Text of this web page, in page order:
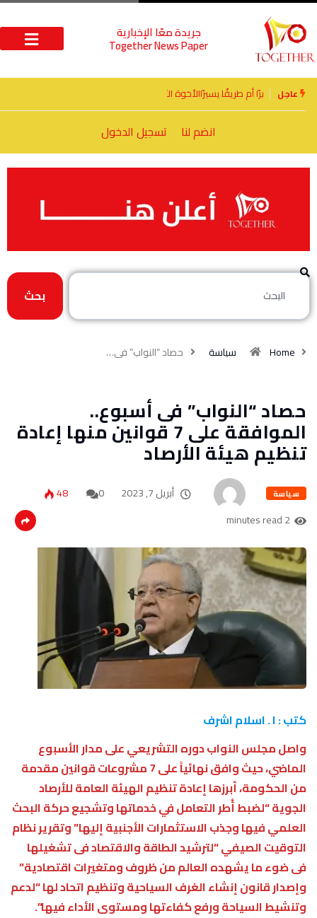
جريدة معًا الإخبارية
Together News Paper
عاجل الأخوة الأعداء وحتمًا لابد من لقاء
انضم لنا تسجيل الدخول
بحث
Home سياسة حصاد “النواب” فى…
حصاد “النواب” فى أسبوع..
الموافقة على 7 قوانين منها إعادة
تنظيم هيئة الأرصاد
سياسة أبريل 7, 2023 0
48
2 minutes read
كتب : ا . اسلام اشرف
واصل مجلس النواب دوره التشريعي على مدار الأسبوع
الماضي، حيث وافق نهائياً على 7 مشروعات قوانين مقدمة
من الحكومة، أبرزها إعادة تنظيم الهيئة العامة للأرصاد
الجوية “لضبط أُطر التعامل في خدماتها وتشجيع حركة البحث
العلمي فيها وجذب الاستثمارات الأجنبية إليها” وتقرير نظام
التوقيت الصيفي “لترشيد الطاقة والاقتصاد فى تشغيلها
فى ضوء ما يشهده العالم من ظروف ومتغيرات اقتصادية”
وإصدار قانون إنشاء الغرف السياحية وتنظيم اتحاد لها “لدعم
وتنشيط السياحة ورفع كفاءتها ومستوى الأداء فيها”.